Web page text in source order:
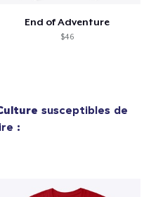
End of Adventure
$46
susceptibles de
: